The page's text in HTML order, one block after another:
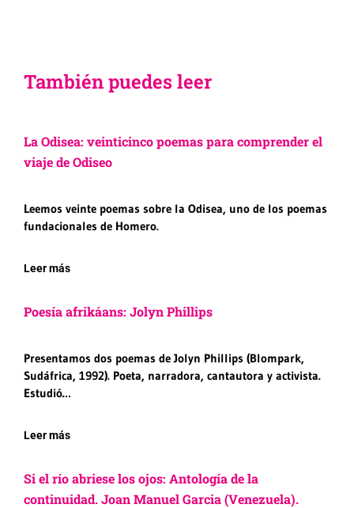
También puedes leer
La Odisea: veinticinco poemas para comprender el
viaje de Odiseo
Leemos veinte poemas sobre la Odisea, uno de los poemas
fundacionales de Homero.
Leer más
Poesía afrikáans: Jolyn Phillips
Presentamos dos poemas de Jolyn Phillips (Blompark,
Sudáfrica, 1992). Poeta, narradora, cantautora y activista.
Estudió…
Leer más
Si el río abriese los ojos: Antología de la
continuidad. Joan Manuel Garcia (Venezuela).